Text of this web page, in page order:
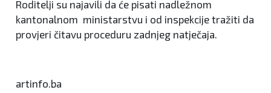
Roditelji su najavili da će pisati nadležnom
kantonalnom ministarstvu i od inspekcije tražiti da
provjeri čitavu proceduru zadnjeg natječaja.
artinfo.ba